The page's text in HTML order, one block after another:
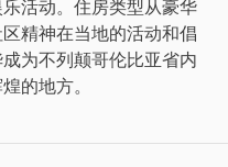
活动。住房类型从豪华
精神在当地的活动和倡
为不列颠哥伦比亚省内
的地方。